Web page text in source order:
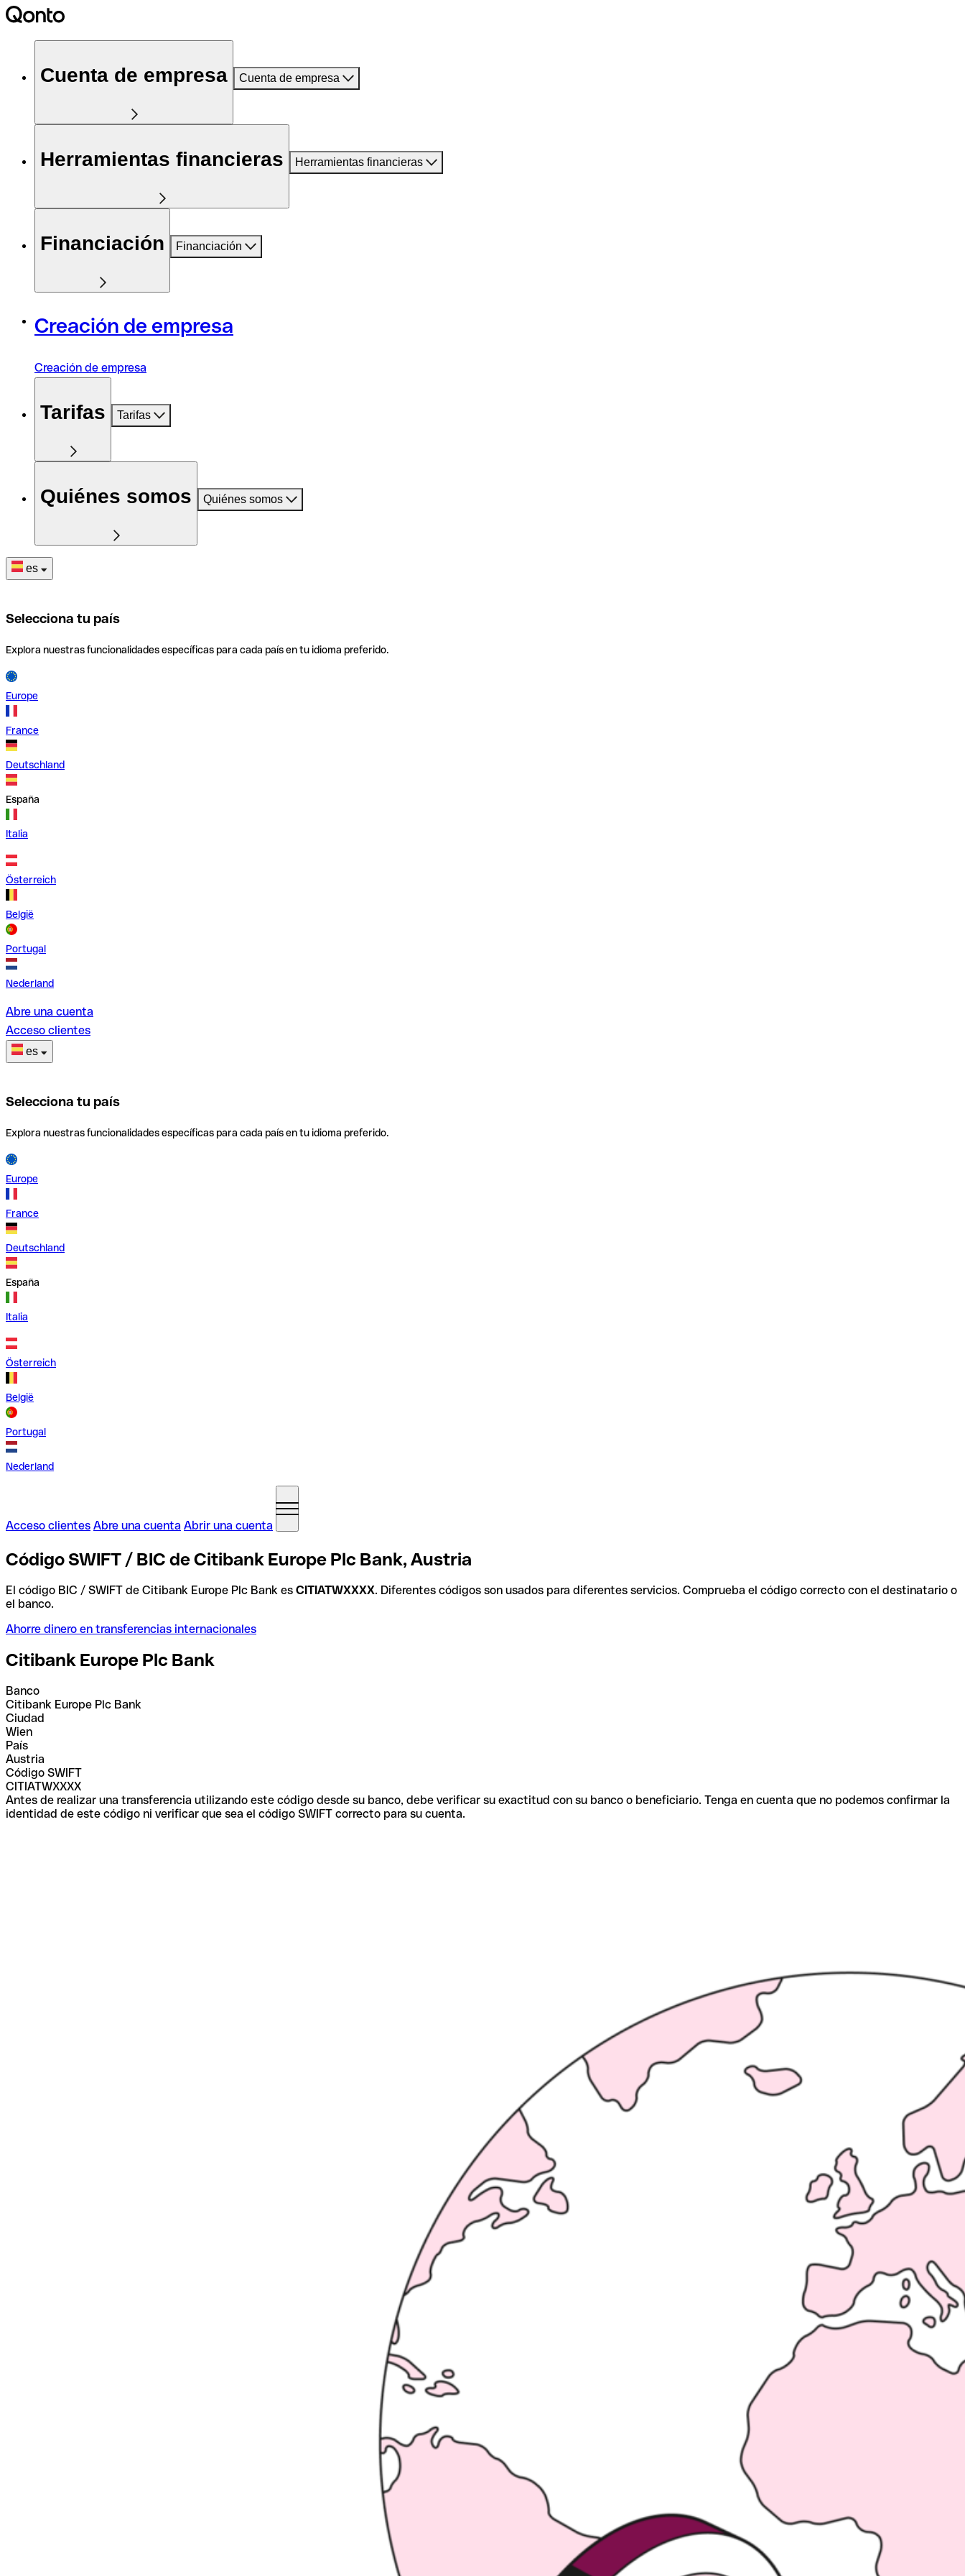
Cuenta de empresa Cuenta de empresa
Herramientas financieras Herramientas financieras
Financiación Financiación
Creación de empresa
Creación de empresa
Tarifas Tarifas
Quiénes somos Quiénes somos
es
Selecciona tu país
Explora nuestras funcionalidades específicas para cada país en tu idioma preferido.
Europe
France
Deutschland
España
Italia
Österreich
België
Portugal
Nederland
Abre una cuenta
Acceso clientes
es
Selecciona tu país
Explora nuestras funcionalidades específicas para cada país en tu idioma preferido.
Europe
France
Deutschland
España
Italia
Österreich
België
Portugal
Nederland
Acceso clientes Abre una cuenta Abrir una cuenta
Código SWIFT / BIC de Citibank Europe Plc Bank, Austria
El código BIC / SWIFT de Citibank Europe Plc Bank es CITIATWXXXX. Diferentes códigos son usados para diferentes servicios. Comprueba el código correcto con el destinatario o
el banco.
Ahorre dinero en transferencias internacionales
Citibank Europe Plc Bank
Banco
Citibank Europe Plc Bank
Ciudad
Wien
País
Austria
Código SWIFT
CITIATWXXXX
Antes de realizar una transferencia utilizando este código desde su banco, debe verificar su exactitud con su banco o beneficiario. Tenga en cuenta que no podemos confirmar la
identidad de este código ni verificar que sea el código SWIFT correcto para su cuenta.